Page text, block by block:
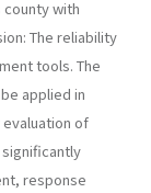
county with
The reliability
tools. The
applied in
of
response